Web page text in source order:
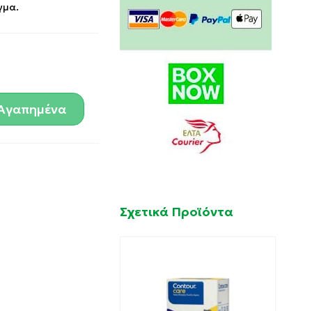
Σχετικά Προϊόντα